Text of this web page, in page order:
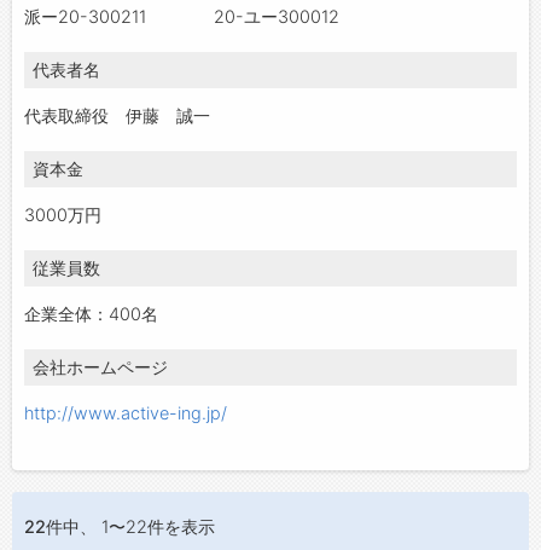
派ー20-300211 20-ユー300012
代表者名
代表取締役 伊藤 誠一
資本金
3000万円
従業員数
企業全体：400名
会社ホームページ
http://www.active-ing.jp/
22件中、 1〜22件を表示